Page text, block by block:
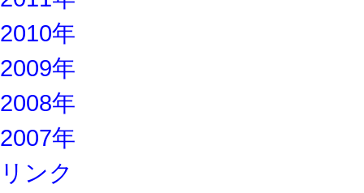
2010年
2009年
2008年
2007年
リンク